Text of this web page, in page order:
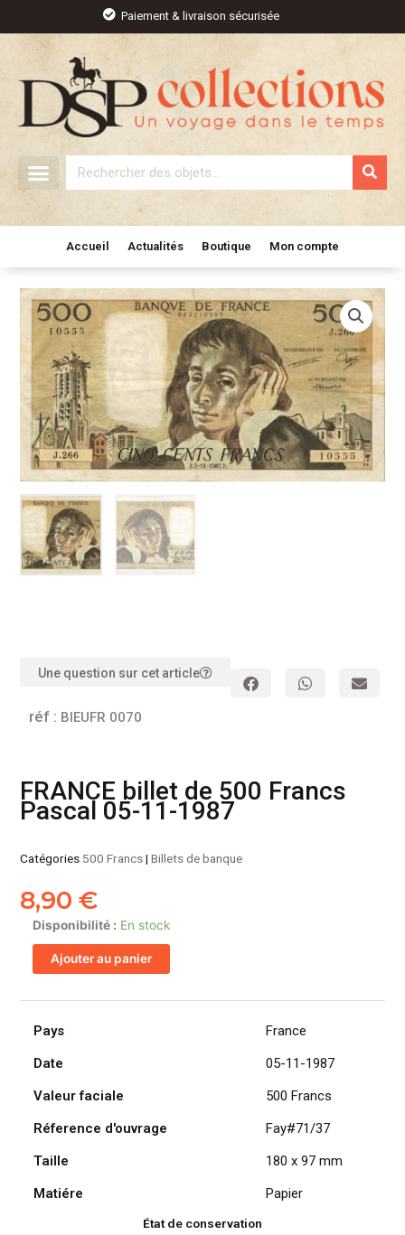
contenu
Paiement & livraison sécurisée
Rechercher
Accueil Actualités Boutique Mon compte
Une question sur cet article
réf : BIEUFR 0070
FRANCE billet de 500 Francs
Pascal 05-11-1987
Catégories 500 Francs|Billets de banque
8,90€
Disponibilité : En stock
quantité
de
FRANCE
de
500
Pascal
1987
Ajouter au panier
Pays
France
Date
05-11-1987
Valeur faciale
500 Francs
Réference d'ouvrage
Fay#71/37
Taille
180 x 97 mm
Matiére
Papier
État de conservation